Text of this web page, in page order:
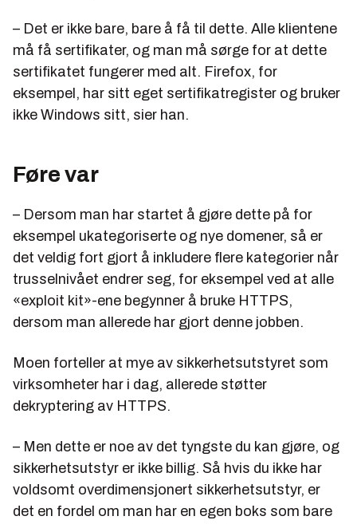
– Det er ikke bare, bare å få til dette. Alle klientene
må få sertifikater, og man må sørge for at dette
sertifikatet fungerer med alt. Firefox, for
eksempel, har sitt eget sertifikatregister og bruker
ikke Windows sitt, sier han.
Føre var
– Dersom man har startet å gjøre dette på for
eksempel ukategoriserte og nye domener, så er
det veldig fort gjort å inkludere flere kategorier når
trusselnivået endrer seg, for eksempel ved at alle
«exploit kit»-ene begynner å bruke HTTPS,
dersom man allerede har gjort denne jobben.
Moen forteller at mye av sikkerhetsutstyret som
virksomheter har i dag, allerede støtter
dekryptering av HTTPS.
– Men dette er noe av det tyngste du kan gjøre, og
sikkerhetsutstyr er ikke billig. Så hvis du ikke har
voldsomt overdimensjonert sikkerhetsutstyr, er
det en fordel om man har en egen boks som bare